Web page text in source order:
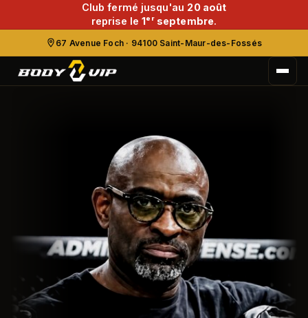
Club fermé jusqu'au 20 août
reprise le1ᵉʳ septembre.
67 Avenue Foch · 94100 Saint-Maur-des-Fossés